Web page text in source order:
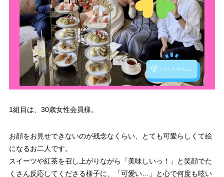
1組目は、30歳女性会員様。
お顔をお見せできないのが残念なくらい、とても可愛らしくて絵
になるお二人です。
スイーツや紅茶を召し上がりながら「美味しいっ！」と笑顔でた
くさん反応してくださる様子に、「可愛い…」と心で何度も呟い